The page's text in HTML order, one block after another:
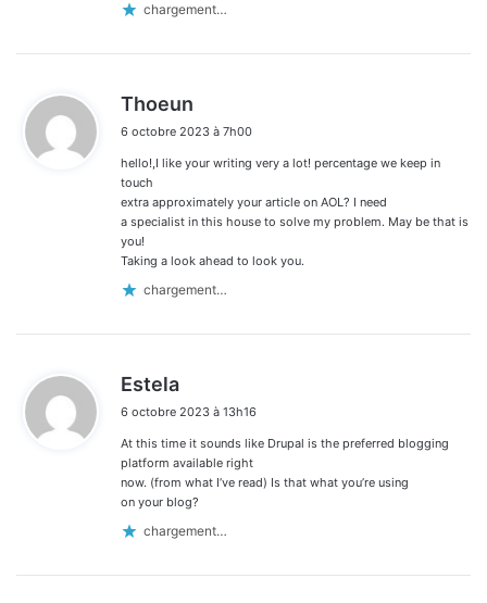
chargement…
Thoeun
t
6 octobre 2023 à 7h00
hello!,I like your writing very a lot! percentage we keep in
touch
extra approximately your article on AOL? I need
a specialist in this house to solve my problem. May be that is
you!
Taking a look ahead to look you.
chargement…
Estela
t
:
6 octobre 2023 à 13h16
At this time it sounds like Drupal is the preferred blogging
platform available right
now. (from what I’ve read) Is that what you’re using
on your blog?
chargement…